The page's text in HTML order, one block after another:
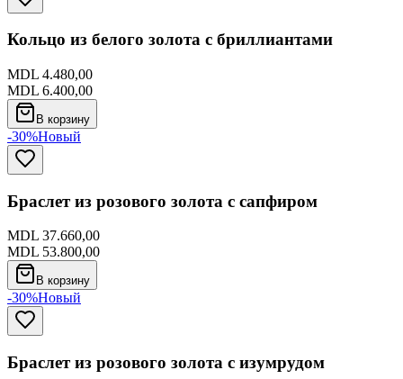
Кольцо из белого золота с бриллиантами
MDL 4.480,00
MDL 6.400,00
В корзину
-30%Новый
Браслет из розового золота с сапфиром
MDL 37.660,00
MDL 53.800,00
В корзину
-30%Новый
Браслет из розового золота с изумрудом